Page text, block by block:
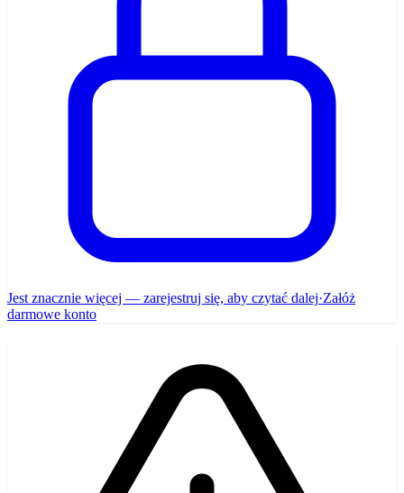
Jest znacznie więcej — zarejestruj się, aby czytać dalej·Załóż
darmowe konto